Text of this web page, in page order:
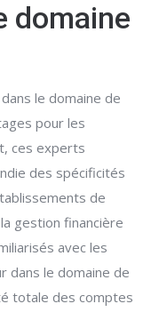
domaine
le domaine de
pour les
ces experts
des spécificités
de
gestion financière
avec les
dans le domaine de
totale des comptes